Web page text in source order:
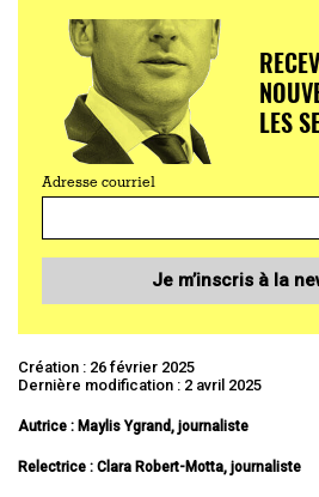
LES
Adresse courriel
Je m’inscris à la
Création : 26 février 2025
Dernière modification : 2 avril 2025
Autrice : Maylis Ygrand, journaliste
Relectrice : Clara Robert-Motta, journaliste